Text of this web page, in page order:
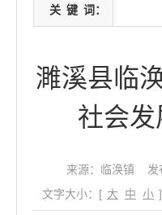
关 键 词：
濉溪县临
社会发
来源：临涣镇
发
文字大小：[ 大 中 小 ]